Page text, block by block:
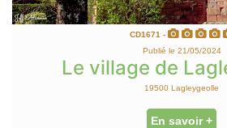
CD1671 -
Publié le 21/05/2024
Le village de
19500 Lagleygeolle
En savoir +